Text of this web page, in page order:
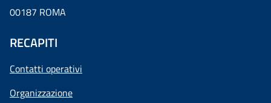
00187 ROMA
RECAPITI
Contatti operativi
Organizzazione